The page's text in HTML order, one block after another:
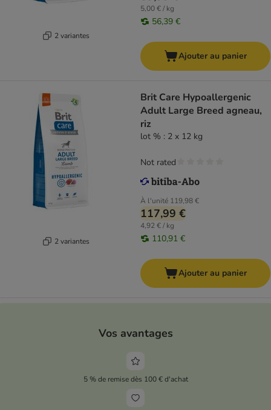
2 variantes
5,00 € / kg
56,39 €
Ajouter au panier
2 variantes
Brit Care Hypoallergenic
Adult Large Breed agneau,
riz
lot % : 2 x 12 kg
À l'unité 119,98 €
117,99 €
4,92 € / kg
110,91 €
Not rated
Ajouter au panier
Vos avantages
5 % de remise dès 100 € d'achat